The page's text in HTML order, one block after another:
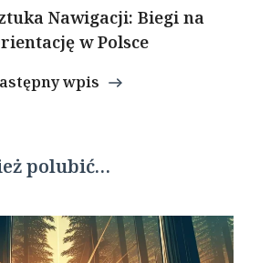
Nawigacji: Biegi na
w Polsce
wpis
polubić…